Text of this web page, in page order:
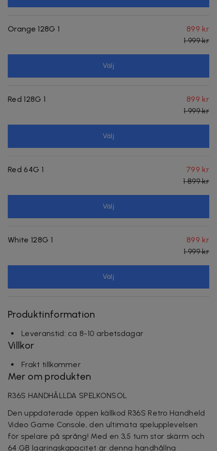
Orange 128G 1
899 kr
1 999 kr
Välj
Red 128G 1
899 kr
1 999 kr
Välj
Red 64G 1
799 kr
1 899 kr
Välj
White 128G 1
899 kr
1 999 kr
Välj
Produktinformation
Leveranstid: ca 8-10 arbetsdagar
Villkor
Frakt tillkommer
Mer om produkten
R36S HANDHÅLLDA SPELKONSOL
Den uppdaterade öppen källkod R36S Retro Handheld
Video Game Console, den ultimata spelupplevelsen
för spelare på språng! Med en 3,5 tum stor skärm och
64 GB lagringskapacitet är denna handhållna